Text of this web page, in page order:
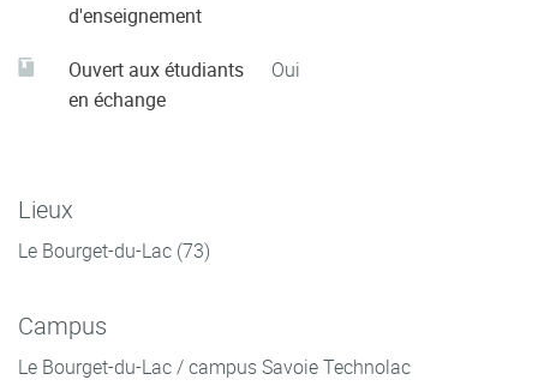
d'enseignement
Ouvert aux étudiants
en échange
Oui
Lieux
Le Bourget-du-Lac (73)
Campus
Le Bourget-du-Lac / campus Savoie Technolac